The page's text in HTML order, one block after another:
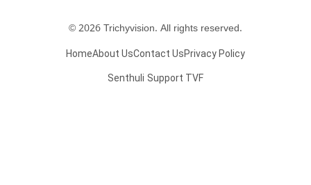
© 2026 Trichyvision. All rights reserved.
HomeAbout UsContact UsPrivacy Policy
Senthuli Support TVF